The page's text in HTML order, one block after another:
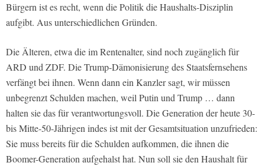
Bürgern ist es recht, wenn die Politik die Haushalts-Disziplin
aufgibt. Aus unterschiedlichen Gründen.
Die Älteren, etwa die im Rentenalter, sind noch zugänglich für
ARD und ZDF. Die Trump-Dämonisierung des Staatsfernsehens
verfängt bei ihnen. Wenn dann ein Kanzler sagt, wir müssen
unbegrenzt Schulden machen, weil Putin und Trump … dann
halten sie das für verantwortungsvoll. Die Generation der heute 30-
bis Mitte-50-Jährigen indes ist mit der Gesamtsituation unzufrieden:
Sie muss bereits für die Schulden aufkommen, die ihnen die
Boomer-Generation aufgehalst hat. Nun soll sie den Haushalt für